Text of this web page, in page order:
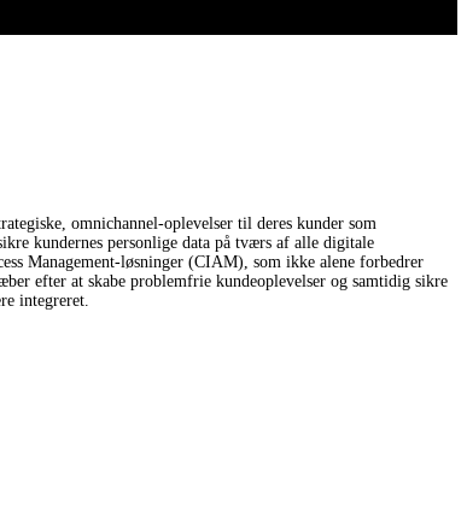
omnichannel-oplevelser til deres kunder som
kundernes personlige data på tværs af alle digitale
Management-løsninger (CIAM), som ikke alene forbedrer
efter at skabe problemfrie kundeoplevelser og samtidig sikre
integreret.